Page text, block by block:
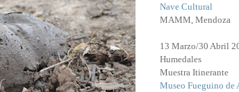
Nave Cultural
MAMM, Mendoza
13 Marzo/30 Abril
Humedales
Muestra Itinerante
Museo Fueguino de